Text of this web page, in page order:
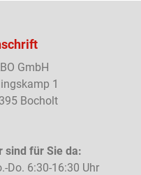
GmbH
1
Bocholt
sind für Sie da:
Do. 6:30-16:30 Uhr